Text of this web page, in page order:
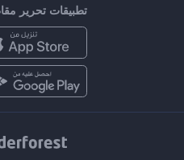
تطبيقات تحرير